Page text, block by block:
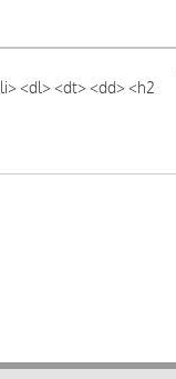
<dl> <dt> <dd> <h2